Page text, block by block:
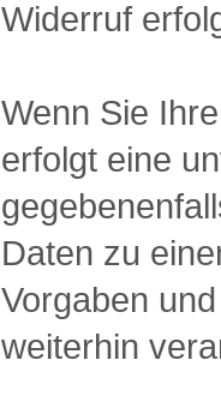
Widerruf
Wenn Sie
erfolgt eine
Daten zu
Vorgaben
weiterhin